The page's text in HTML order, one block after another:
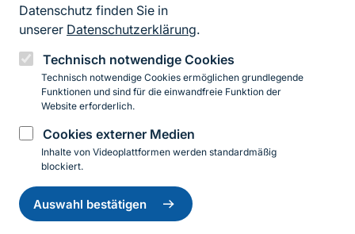
Datenschutz finden Sie in
unserer Datenschutzerklärung.
Technisch notwendige Cookies
Technisch notwendige Cookies ermöglichen grundlegende
Funktionen und sind für die einwandfreie Funktion der
Website erforderlich.
Cookies externer Medien
Inhalte von Videoplattformen werden standardmäßig
blockiert.
Auswahl bestätigen
Einwilligung
zurückziehen
Erklärung zur Barrierefreiheit
Impressum
Datenschutz
InstagramFacebookYouTubeLinkedIn
© 2026 Bundesamt für Naturschutz